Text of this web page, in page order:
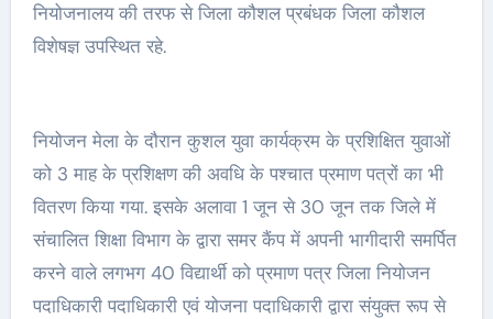
नियोजनालय की तरफ से जिला कौशल प्रबंधक जिला कौशल
विशेषज्ञ उपस्थित रहे.
नियोजन मेला के दौरान कुशल युवा कार्यक्रम के प्रशिक्षित युवाओं
को 3 माह के प्रशिक्षण की अवधि के पश्चात प्रमाण पत्रों का भी
वितरण किया गया. इसके अलावा 1 जून से 30 जून तक जिले में
संचालित शिक्षा विभाग के द्वारा समर कैंप में अपनी भागीदारी समर्पित
करने वाले लगभग 40 विद्यार्थी को प्रमाण पत्र जिला नियोजन
पदाधिकारी पदाधिकारी एवं योजना पदाधिकारी द्वारा संयुक्त रूप से